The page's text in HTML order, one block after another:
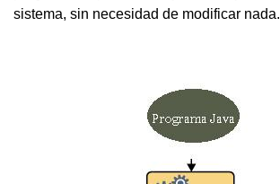
sistema, sin necesidad de modificar nada.